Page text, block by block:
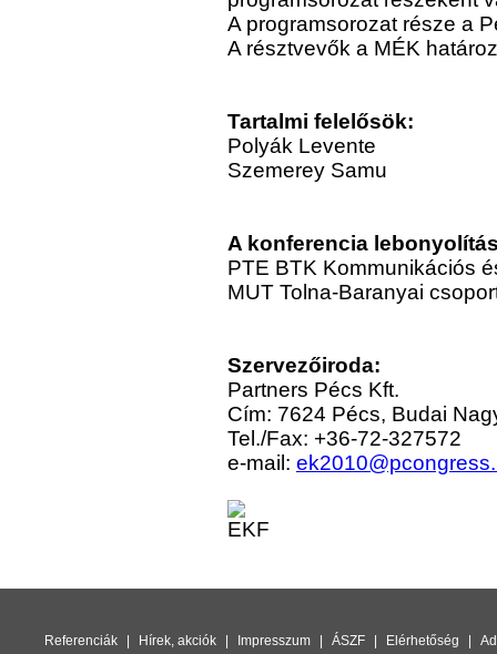
A programsorozat része a
A résztvevők a MÉK
Tartalmi felelősök:
Polyák Levente
Szemerey Samu
A konferencia
PTE BTK Kommunikációs
MUT Tolna-Baranyai
Szervezőiroda:
Partners Pécs Kft.
Cím: 7624 Pécs, Budai
Tel./Fax: +36-72-327572
e-mail:
Referenciák Hírek, akciók Impresszum ÁSZF Elérhetőség